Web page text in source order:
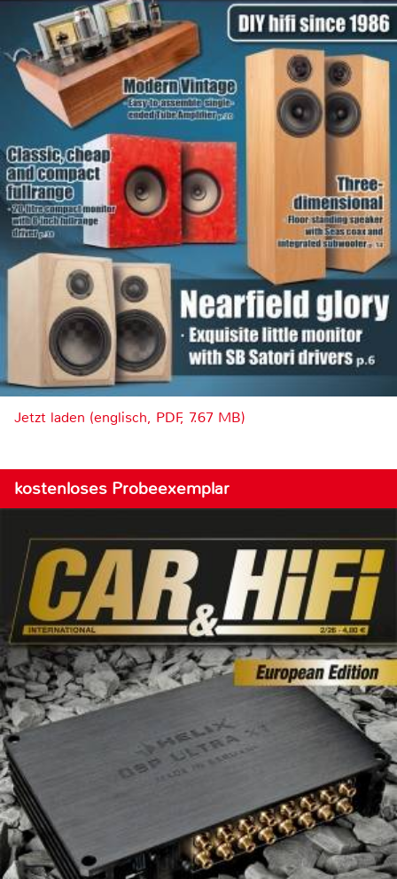
Jetzt laden (englisch, PDF, 7.67 MB)
kostenloses Probeexemplar